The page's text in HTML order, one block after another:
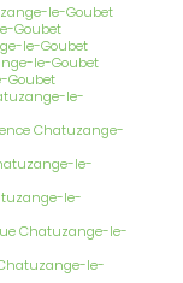
à Bourg de
à
domicile après
acheter un lit
à Saint Marcel
à Romans sur
prix|
et l'entretien de
à Bourg de
à
la réparation
changement de
échantillons
livraison à
de fauteuil
le-Goubet
Goubet
le-Goubet
le-Goubet
Goubet
le-
Chatuzange-
le-
le-
Chatuzange-le-
le-